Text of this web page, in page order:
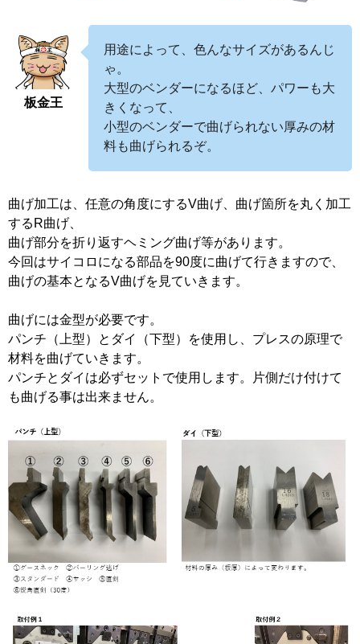
板金王
用途によって、色んなサイズがあるんじ
ゃ。
大型のベンダーになるほど、パワーも大
きくなって、
小型のベンダーで曲げられない厚みの材
料も曲げられるぞ。
曲げ加工は、任意の角度にするV曲げ、曲げ箇所を丸く加工
するR曲げ、
曲げ部分を折り返すヘミング曲げ等があります。
今回はサイコロになる部品を90度に曲げて行きますので、
曲げの基本となるV曲げを見ていきます。
曲げには金型が必要です。
パンチ（上型）とダイ（下型）を使用し、プレスの原理で
材料を曲げていきます。
パンチとダイは必ずセットで使用します。片側だけ付けて
も曲げる事は出来ません。